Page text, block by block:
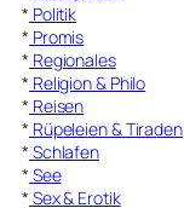
* Politik
* Promis
* Regionales
* Religion & Philo
* Reisen
* Rüpeleien & Tiraden
* Schlafen
* See
* Sex & Erotik